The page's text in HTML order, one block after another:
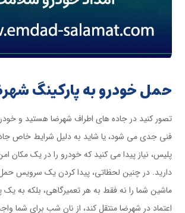
حمل خودرو به پارکینگ
تصور کنید در جاده های اطراف شهرضا هستید و
فنی جدی می شود، یا شاید به دلیل شرایط خاص
پلیس، نیاز پیدا می کنید که خودرو را در یک مکان
دارید. در چنین لحظاتی، پیدا کردن یک سرویس حمل
ماشین شما را نه فقط به هر تعمیرگاهی، بلکه به یک
اعتماد در شهرضا منتقل کند، از نان شب برای شما